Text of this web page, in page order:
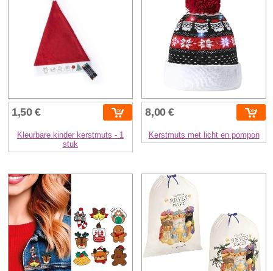
1,50 €
Kleurbare kinder kerstmuts - 1
stuk
8,00 €
Kerstmuts met licht en pompon